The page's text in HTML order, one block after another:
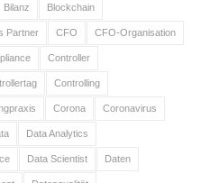
Bilanz Blockchain
Partner CFO CFO-Organisation
Controller
Controlling
Corona Coronavirus
Data Analytics
Data Scientist Daten